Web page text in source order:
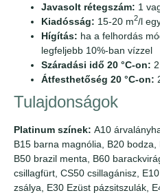
Javasolt rétegszám: 1
Kiadósság: 15-20 m2/l
Hígítás: ha a felhordás
legfeljebb 10%-ban vízzel
Száradási idő 20 °C-on:
Átfesthetőség 20 °C-on:
Tulajdonságok
Platinum színek: A10
B15 barna magnólia, B20 bodza,
B50 brazil menta, B60
csillagfürt, CS50 csillagánisz,
zsálya, E30 Ezüst pázsitszulák,